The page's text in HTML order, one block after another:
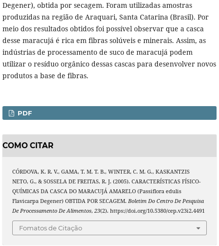
Degener), obtida por secagem. Foram utilizadas amostras
produzidas na região de Araquari, Santa Catarina (Brasil). Por
meio dos resultados obtidos foi possível observar que a casca
desse maracujá é rica em fibras solúveis e minerais. Assim, as
indústrias de processamento de suco de maracujá podem
utilizar o resíduo orgânico dessas cascas para desenvolver novos
produtos a base de fibras.
PDF
COMO CITAR
CÓRDOVA, K. R. V., GAMA, T. M. T. B., WINTER, C. M. G., KASKANTZIS
NETO, G., & SOSSELA DE FREITAS, R. J. (2005). CARACTERÍSTICAS FÍSICO-
QUÍMICAS DA CASCA DO MARACUJÁ AMARELO (Passiflora edulis
Flavicarpa Degener) OBTIDA POR SECAGEM. Boletim Do Centro De Pesquisa
De Processamento De Alimentos, 23(2). https://doi.org/10.5380/cep.v23i2.4491
Fomatos de Citação